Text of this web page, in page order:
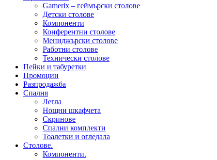
Gamerix – геймърски столове
Детски столове
Компоненти
Конферентни столове
Мениджърски столове
Работни столове
Технически столове
Пейки и табуретки
Промоции
Разпродажба
Спалня
Легла
Нощни шкафчета
Скринове
Спални комплекти
Тоалетки и огледала
Столове.
Компоненти.